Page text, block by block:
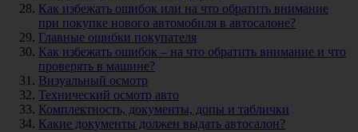
Как избежать ошибок или на что обратить внимание
при покупке нового автомобиля в автосалоне?
Главные ошибки покупателя
Как избежать ошибок – на что обратить внимание и что
проверять в машине?
Визуальный осмотр
Технический осмотр авто
Комплектность, документы, допы и таблички
Какие документы должен выдать автосалон?